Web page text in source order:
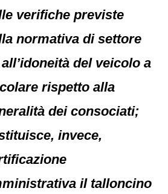
verifiche previste
normativa di settore
del veicolo a
rispetto alla
dei consociati;
invece,
il talloncino